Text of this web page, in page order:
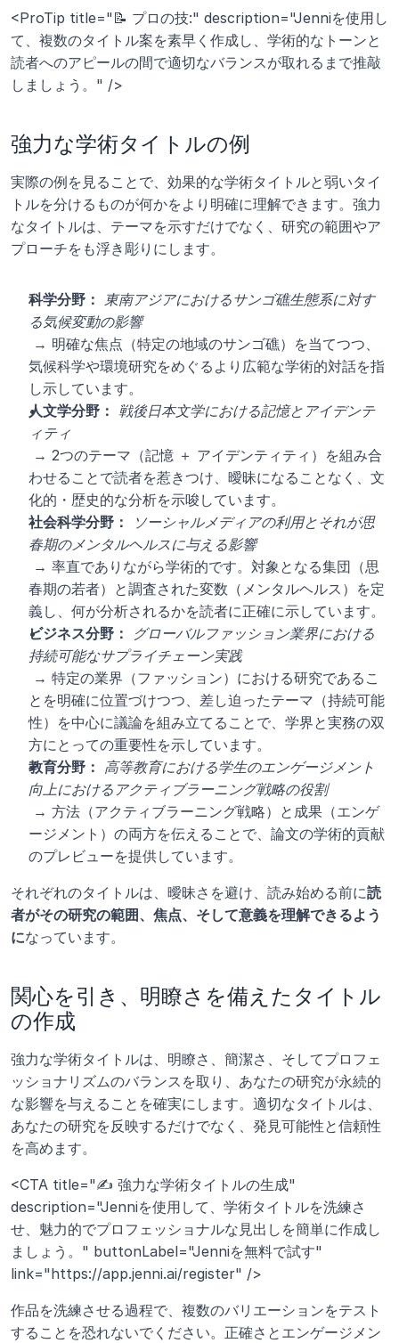
<ProTip title="📝 プロの技:" description="Jenniを使用し
て、複数のタイトル案を素早く作成し、学術的なトーンと
読者へのアピールの間で適切なバランスが取れるまで推敲
しましょう。" />
強力な学術タイトルの例
実際の例を見ることで、効果的な学術タイトルと弱いタイ
トルを分けるものが何かをより明確に理解できます。強力
なタイトルは、テーマを示すだけでなく、研究の範囲やア
プローチをも浮き彫りにします。
科学分野： 東南アジアにおけるサンゴ礁生態系に対す
る気候変動の影響
気候科学や環境研究をめぐるより広範な学術的対話を指
し示しています。
人文学分野： 戦後日本文学における記憶とアイデンテ
ィティ
わせることで読者を惹きつけ、曖昧になることなく、文
化的・歴史的な分析を示唆しています。
社会科学分野：
ソーシャルメディアの利用とそれが思
春期のメンタルヘルスに与える影響
春期の若者）と調査された変数（メンタルヘルス）を定
義し、何が分析されるかを読者に正確に示しています。
ビジネス分野：
グローバルファッション業界における
持続可能なサプライチェーン実践
とを明確に位置づけつつ、差し迫ったテーマ（持続可能
性）を中心に議論を組み立てることで、学界と実務の双
方にとっての重要性を示しています。
教育分野： 高等教育における学生のエンゲージメント
向上におけるアクティブラーニング戦略の役割
ージメント）の両方を伝えることで、論文の学術的貢献
のプレビューを提供しています。
それぞれのタイトルは、曖昧さを避け、読み始める前に読
者がその研究の範囲、焦点、そして意義を理解できるよう
になっています。
関心を引き、明瞭さを備えたタイトル
の作成
強力な学術タイトルは、明瞭さ、簡潔さ、そしてプロフェ
ッショナリズムのバランスを取り、あなたの研究が永続的
な影響を与えることを確実にします。適切なタイトルは、
あなたの研究を反映するだけでなく、発見可能性と信頼性
を高めます。
<CTA title="✍️ 強力な学術タイトルの生成"
description="Jenniを使用して、学術タイトルを洗練さ
せ、魅力的でプロフェッショナルな見出しを簡単に作成し
ましょう。" buttonLabel="Jenniを無料で試す"
link="https://app.jenni.ai/register" />
作品を洗練させる過程で、複数のバリエーションをテスト
することを恐れないでください。正確さとエンゲージメン